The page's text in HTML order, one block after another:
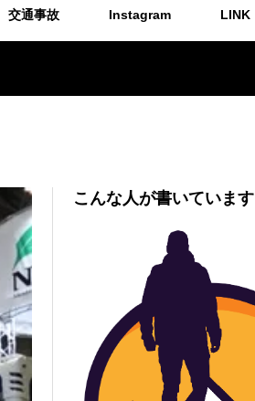
交通事故 Instagram LINK
こんな人が書いています